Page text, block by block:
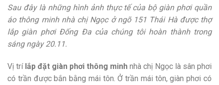
Sau đây là những hình ảnh thực tế của bộ giàn phơi quần
áo thông minh nhà chị Ngọc ở ngõ 151 Thái Hà được thợ
lắp giàn phơi Đống Đa của chúng tôi hoàn thành trong
sáng ngày 20.11.
Vị trí lắp đặt giàn phơi thông minh nhà chị Ngọc là sân phơi
có trần được bắn bằng mái tôn. Ở trần mái tôn, giàn phơi có